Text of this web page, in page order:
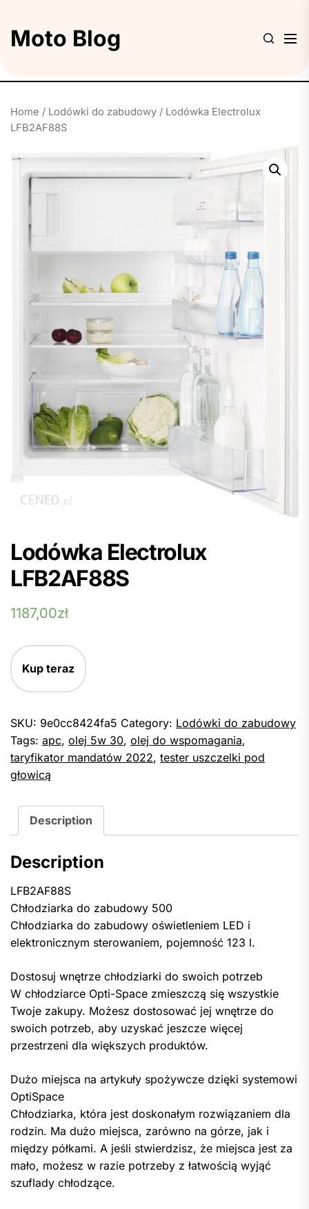
Moto Blog
Home / Lodówki do zabudowy / Lodówka Electrolux
LFB2AF88S
Lodówka Electrolux
LFB2AF88S
1187,00zł
Kup teraz
SKU: 9e0cc8424fa5 Category: Lodówki do zabudowy
Tags: apc, olej 5w 30, olej do wspomagania,
taryfikator mandatów 2022, tester uszczelki pod
głowicą
Description
Description
LFB2AF88S
Chłodziarka do zabudowy 500
Chłodziarka do zabudowy oświetleniem LED i
elektronicznym sterowaniem, pojemność 123 l.
Dostosuj wnętrze chłodziarki do swoich potrzeb
W chłodziarce Opti-Space zmieszczą się wszystkie
Twoje zakupy. Możesz dostosować jej wnętrze do
swoich potrzeb, aby uzyskać jeszcze więcej
przestrzeni dla większych produktów.
Dużo miejsca na artykuły spożywcze dzięki systemowi
OptiSpace
Chłodziarka, która jest doskonałym rozwiązaniem dla
rodzin. Ma dużo miejsca, zarówno na górze, jak i
między półkami. A jeśli stwierdzisz, że miejsca jest za
mało, możesz w razie potrzeby z łatwością wyjąć
szuflady chłodzące.